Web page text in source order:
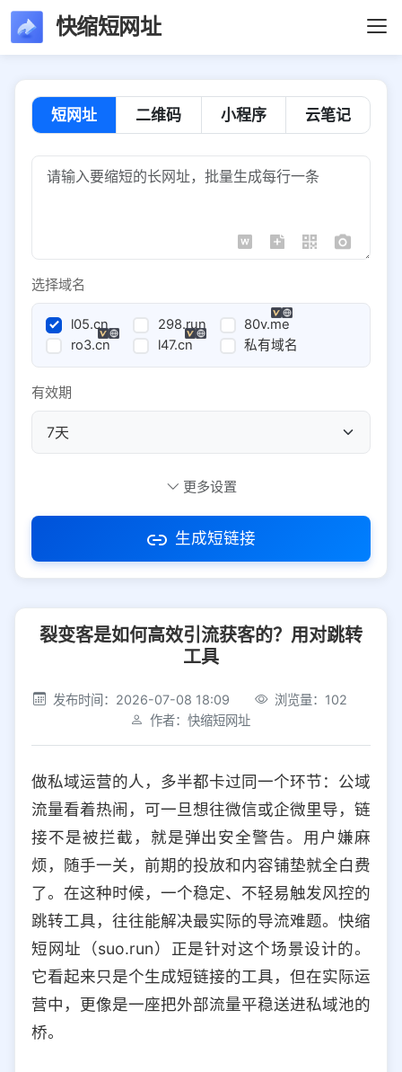
快缩短网址
短网址 二维码 小程序 云笔记
选择域名
l05.cn 298.run
80v.me
ro3.cn
l47.cn 私有域名
有效期
访问密码
社交平台 电商平台
选择防红平台类型，避免链接被拦截
平台设置
iOS Android PC 其他
选择允许访问的平台类型
更多设置
生成短链接
裂变客是如何高效引流获客的？用对跳转
工具
发布时间：2026-07-08 18:09
浏览量：102
作者：快缩短网址
做私域运营的人，多半都卡过同一个环节：公域
流量看着热闹，可一旦想往微信或企微里导，链
接不是被拦截，就是弹出安全警告。用户嫌麻
烦，随手一关，前期的投放和内容铺垫就全白费
了。在这种时候，一个稳定、不轻易触发风控的
跳转工具，往往能解决最实际的导流难题。快缩
短网址（suo.run）正是针对这个场景设计的。
它看起来只是个生成短链接的工具，但在实际运
营中，更像是一座把外部流量平稳送进私域池的
桥。